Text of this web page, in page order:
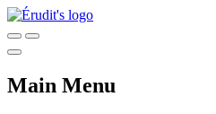
Main Menu